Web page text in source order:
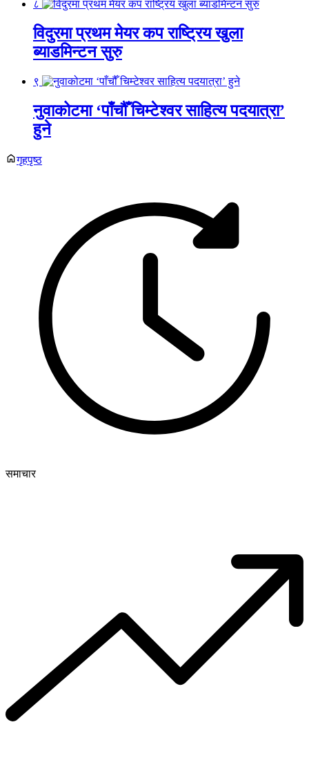
८
विदुरमा प्रथम मेयर कप राष्ट्रिय खुला
ब्याडमिन्टन सुरु
९
नुवाकोटमा ‘पाँचौँ चिम्टेश्वर साहित्य पदयात्रा’
हुने
गृहपृष्ठ
समाचार